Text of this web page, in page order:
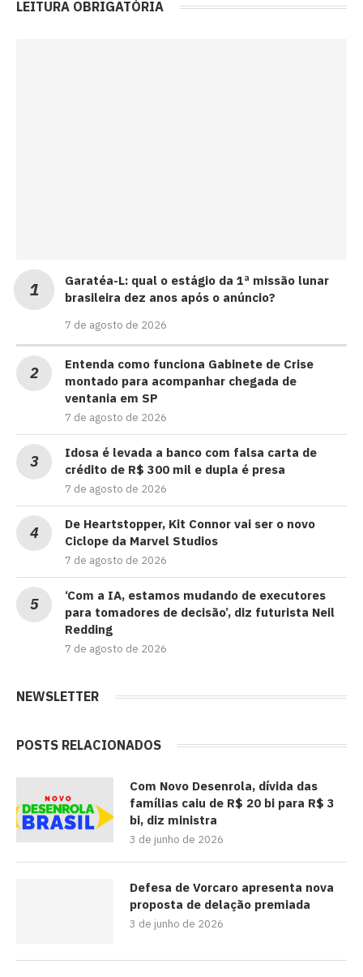
LEITURA OBRIGATÓRIA
Garatéa-L: qual o estágio da 1ª missão lunar
brasileira dez anos após o anúncio?
7 de agosto de 2026
Entenda como funciona Gabinete de Crise
montado para acompanhar chegada de
ventania em SP
7 de agosto de 2026
Idosa é levada a banco com falsa carta de
crédito de R$ 300 mil e dupla é presa
7 de agosto de 2026
De Heartstopper, Kit Connor vai ser o novo
Ciclope da Marvel Studios
7 de agosto de 2026
‘Com a IA, estamos mudando de executores
para tomadores de decisão’, diz futurista Neil
Redding
7 de agosto de 2026
NEWSLETTER
POSTS RELACIONADOS
Com Novo Desenrola, dívida das
famílias caiu de R$ 20 bi para R$ 3
bi, diz ministra
3 de junho de 2026
Defesa de Vorcaro apresenta nova
proposta de delação premiada
3 de junho de 2026